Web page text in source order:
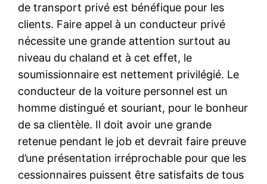
de transport privé est bénéfique pour les
clients. Faire appel à un conducteur privé
nécessite une grande attention surtout au
niveau du chaland et à cet effet, le
soumissionnaire est nettement privilégié. Le
conducteur de la voiture personnel est un
homme distingué et souriant, pour le bonheur
de sa clientèle. Il doit avoir une grande
retenue pendant le job et devrait faire preuve
d’une présentation irréprochable pour que les
cessionnaires puissent être satisfaits de tous